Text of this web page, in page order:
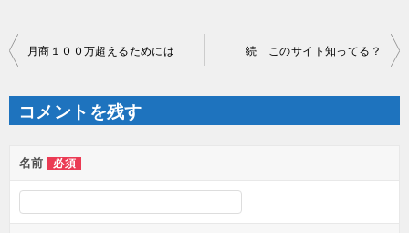
投
稿
ナ
ゲ
ー
シ
ン
月商１００万超えるためには 続 このサイト知ってる？
コメントを残す
名前 必須